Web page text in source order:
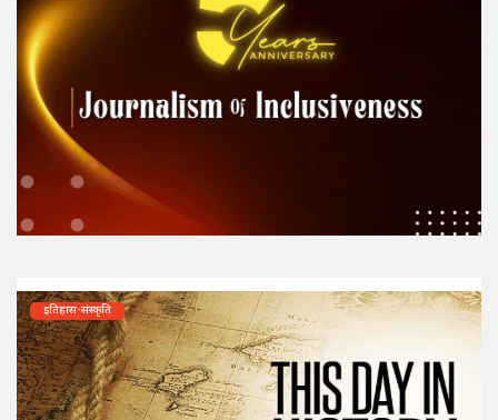
इतिहास-संस्कृति